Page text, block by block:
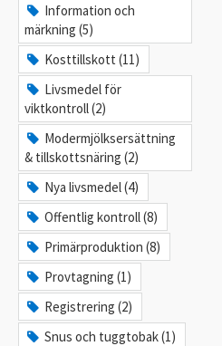
Information och
märkning (5)
Kosttillskott (11)
Livsmedel för
viktkontroll (2)
Modermjölksersättning
& tillskottsnäring (2)
Nya livsmedel (4)
Offentlig kontroll (8)
Primärproduktion (8)
Provtagning (1)
Registrering (2)
Snus och tuggtobak (1)